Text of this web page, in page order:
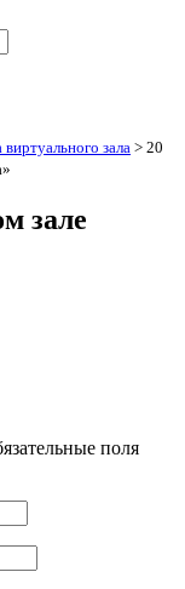
зала > 20
зале
поля